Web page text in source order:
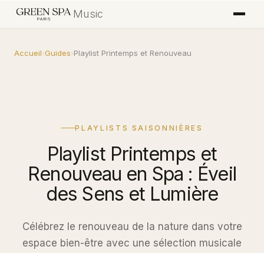
Music
Accueil›Guides›Playlist Printemps et Renouveau
PLAYLISTS SAISONNIÈRES
Playlist Printemps et
Renouveau en Spa : Éveil
des Sens et Lumière
Célébrez le renouveau de la nature dans votre
espace bien-être avec une sélection musicale